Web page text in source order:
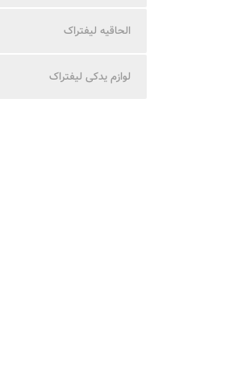
الحاقیه لیفتراک
لوازم یدکی لیفتراک